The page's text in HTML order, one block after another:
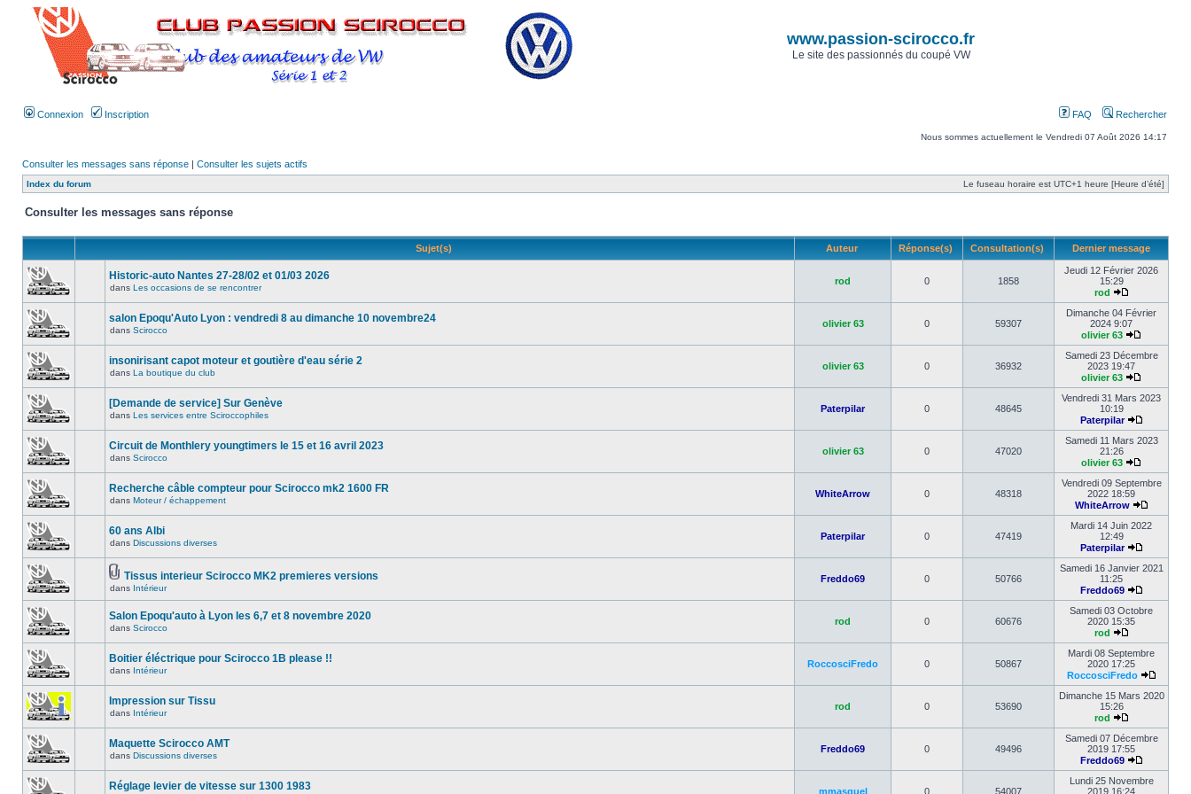
www.passion-scirocco.fr
Le site des passionnés du coupé VW
Connexion Inscription FAQ Rechercher
Nous sommes actuellement le Vendredi 07 Août 2026 14:17
Consulter les messages sans réponse | Consulter les sujets actifs
Index du forum Le fuseau horaire est UTC+1 heure [Heure d’été]
Consulter les messages sans réponse
Sujet(s) Auteur Réponse(s) Consultation(s) Dernier message
Historic-auto Nantes 27-28/02 et 01/03 2026
dans Les occasions de se rencontrer
rod 0 1858
Jeudi 12 Février 2026
15:29
rod
salon Epoqu'Auto Lyon : vendredi 8 au dimanche 10 novembre24
dans Scirocco
olivier 63 0 59307
Dimanche 04 Février
2024 9:07
olivier 63
insonirisant capot moteur et goutière d'eau série 2
dans La boutique du club
olivier 63 0 36932
Samedi 23 Décembre
2023 19:47
olivier 63
[Demande de service] Sur Genève
dans Les services entre Sciroccophiles
Paterpilar 0 48645
Vendredi 31 Mars 2023
10:19
Paterpilar
Circuit de Monthlery youngtimers le 15 et 16 avril 2023
dans Scirocco
olivier 63 0 47020
Samedi 11 Mars 2023
21:26
olivier 63
Recherche câble compteur pour Scirocco mk2 1600 FR
dans Moteur / échappement
WhiteArrow 0 48318
Vendredi 09 Septembre
2022 18:59
WhiteArrow
60 ans Albi
dans Discussions diverses
Paterpilar 0 47419
Mardi 14 Juin 2022
12:49
Paterpilar
Tissus interieur Scirocco MK2 premieres versions
dans Intérieur
Freddo69 0 50766
Samedi 16 Janvier 2021
11:25
Freddo69
Salon Epoqu'auto à Lyon les 6,7 et 8 novembre 2020
dans Scirocco
rod 0 60676
Samedi 03 Octobre
2020 15:35
rod
Boitier éléctrique pour Scirocco 1B please !!
dans Intérieur
RoccosciFredo 0 50867
Mardi 08 Septembre
2020 17:25
RoccosciFredo
Impression sur Tissu
dans Intérieur
rod 0 53690
Dimanche 15 Mars 2020
15:26
rod
Maquette Scirocco AMT
dans Discussions diverses
Freddo69 0 49496
Samedi 07 Décembre
2019 17:55
Freddo69
Réglage levier de vitesse sur 1300 1983 mmasquel 0 54007
Lundi 25 Novembre
2019 16:24